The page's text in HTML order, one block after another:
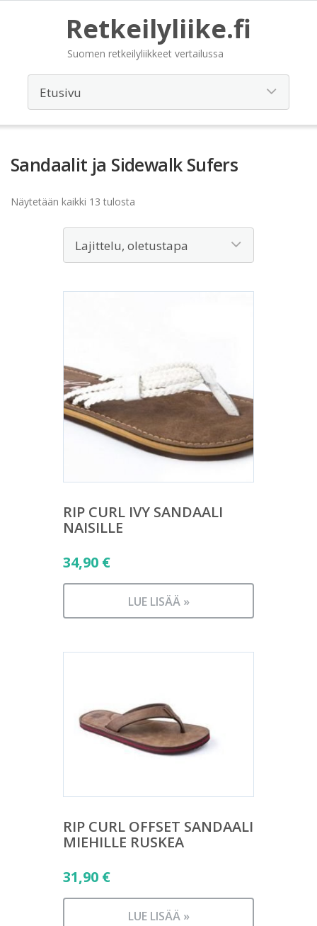
Retkeilyliike.fi
Suomen retkeilyliikkeet vertailussa
Sandaalit ja Sidewalk Sufers
Näytetään kaikki 13 tulosta
RIP CURL IVY SANDAALI
NAISILLE
34,90 €
LUE LISÄÄ »
RIP CURL OFFSET SANDAALI
MIEHILLE RUSKEA
31,90 €
LUE LISÄÄ »